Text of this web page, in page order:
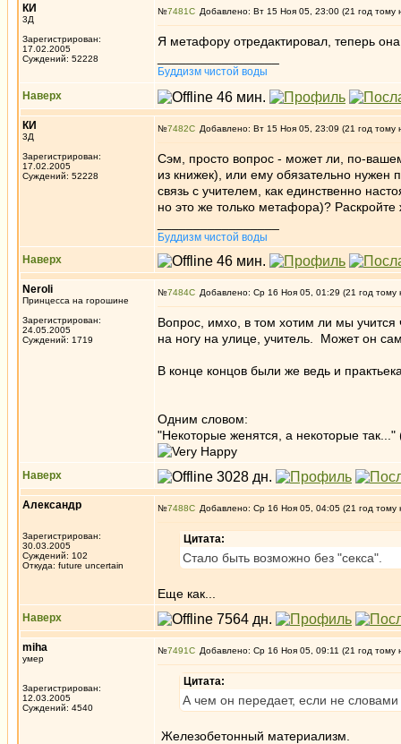
КИ
3Д
Зарегистрирован:
17.02.2005
Суждений: 52228
№7481 Добавлено: Вт 15 Ноя 05, 23:00 (21 год тому
Я метафору отредактировал, теперь
Буддизм чистой воды
Наверх
КИ
3Д
Зарегистрирован:
17.02.2005
Суждений: 52228
№7482 Добавлено: Вт 15 Ноя 05, 23:09 (21 год тому
Сэм, просто вопрос - может ли, по-
из книжек), или ему обязательно
связь с учителем, как единственно
но это же только метафора)?
Буддизм чистой воды
Наверх
Neroli
Принцесса на горошине
Зарегистрирован:
24.05.2005
Суждений: 1719
№7484 Добавлено: Ср 16 Ноя 05, 01:29 (21 год тому
Вопрос, имхо, в том хотим ли мы учится
на ногу на улице, учитель. Может он
В конце концов были же ведь и
Одним словом:
"Некоторые женятся, а некоторые так..."
Наверх
Александр
Зарегистрирован:
30.03.2005
Суждений: 102
Откуда: future uncertain
№7488 Добавлено: Ср 16 Ноя 05, 04:05 (21 год тому
Цитата:
Стало быть возможно без "секса".
Еще как...
Наверх
miha
умер
Зарегистрирован:
12.03.2005
Суждений: 4540
№7491 Добавлено: Ср 16 Ноя 05, 09:11 (21 год тому
Цитата:
А чем он передает, если не
Железобетонный материализм.